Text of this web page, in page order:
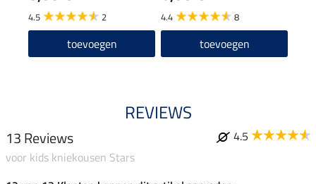
4.5 2
toevoegen
4.4 8
toevoegen
REVIEWS
13 Reviews
4.5
voor kids kniekousen Stars